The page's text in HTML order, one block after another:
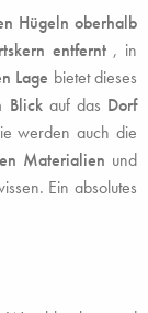
Hügeln oberhalb
entfernt, in
Lage bietet dieses
Blickauf das Dorf
werden auch die
Materialien und
Ein absolutes